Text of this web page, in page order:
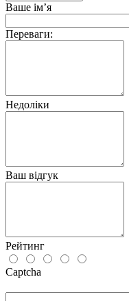
Ваше ім’я
Переваги:
Недоліки
Ваш відгук
Рейтинг
Captcha